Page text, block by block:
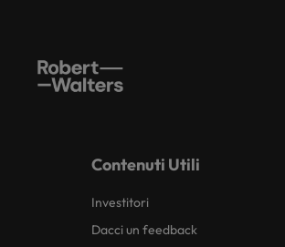
Contenuti Utili
Investitori
Dacci un feedback